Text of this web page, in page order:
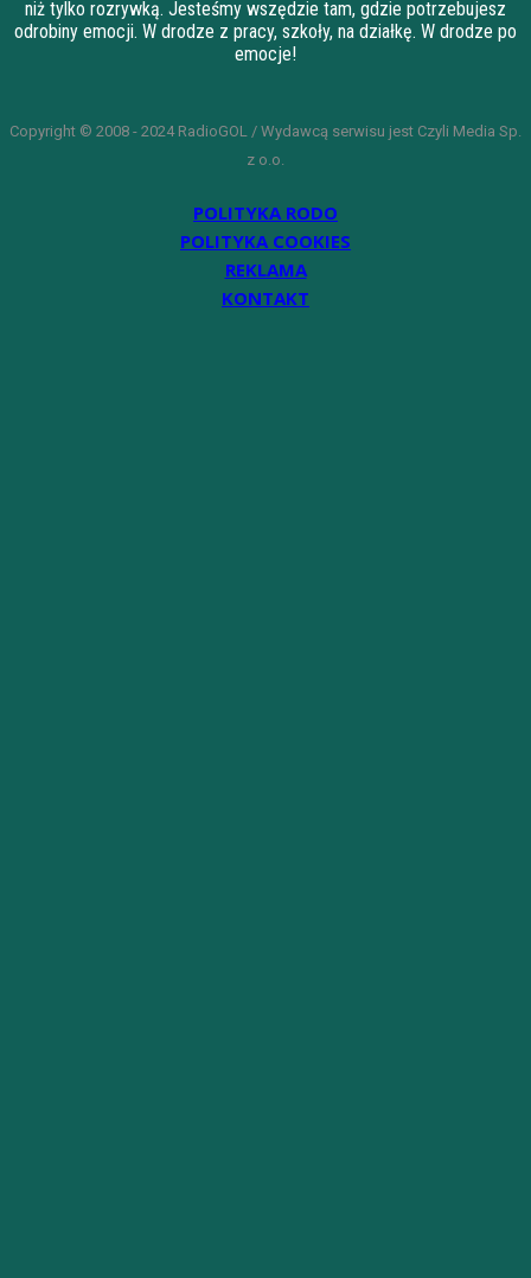
niż tylko rozrywką. Jesteśmy wszędzie tam, gdzie potrzebujesz
odrobiny emocji. W drodze z pracy, szkoły, na działkę. W drodze po
emocje!
Copyright © 2008 - 2024 RadioGOL / Wydawcą serwisu jest Czyli Media Sp.
z o.o.
POLITYKA RODO
POLITYKA COOKIES
REKLAMA
KONTAKT